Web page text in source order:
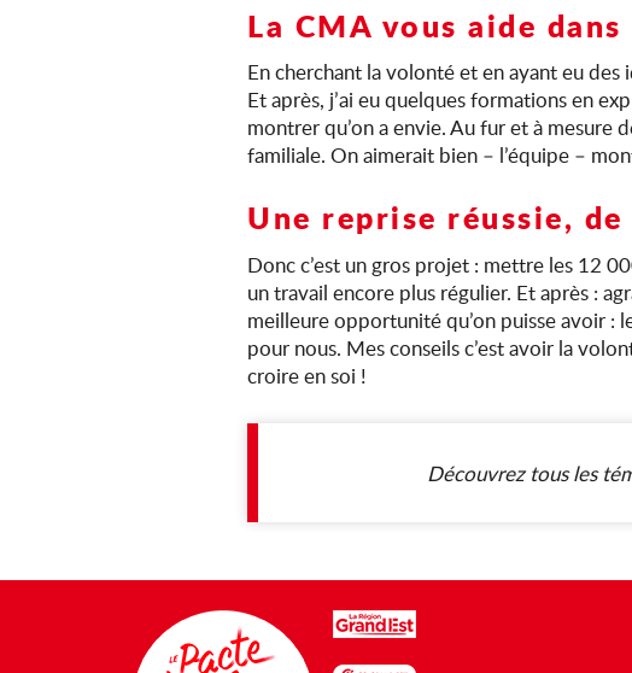
La CMA vous aide
En cherchant la volonté et en ayant eu
Et après, j’ai eu quelques formations en
montrer qu’on a envie. Au fur et à mesure
familiale. On aimerait bien – l’équipe –
Une reprise réussie,
Donc c’est un gros projet : mettre les 12
un travail encore plus régulier. Et après :
meilleure opportunité qu’on puisse avoir :
pour nous. Mes conseils c’est avoir la
croire en soi !
Découvrez tous les